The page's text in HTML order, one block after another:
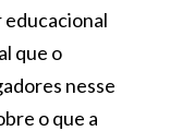
que o
nesse
o que a